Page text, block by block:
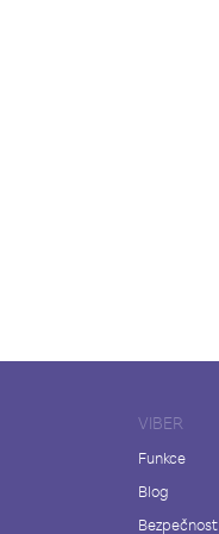
VIBER
Funkce
Blog
Bezpečnost